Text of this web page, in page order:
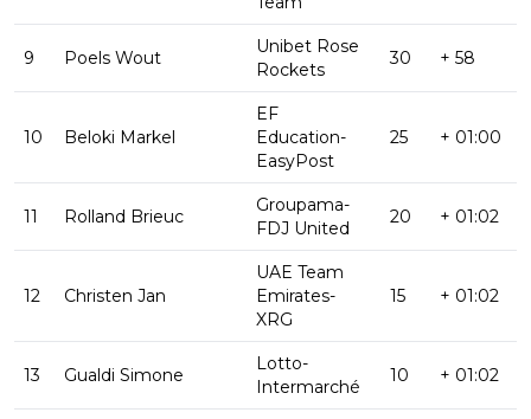
9 Poels Wout
Unibet Rose
Rockets
30 + 58
10 Beloki Markel
EF
Education-
EasyPost
25 + 01:00
11 Rolland Brieuc
Groupama-
FDJ United
20 + 01:02
12 Christen Jan
UAE Team
Emirates-
XRG
15 + 01:02
13 Gualdi Simone
Lotto-
Intermarché
10 + 01:02